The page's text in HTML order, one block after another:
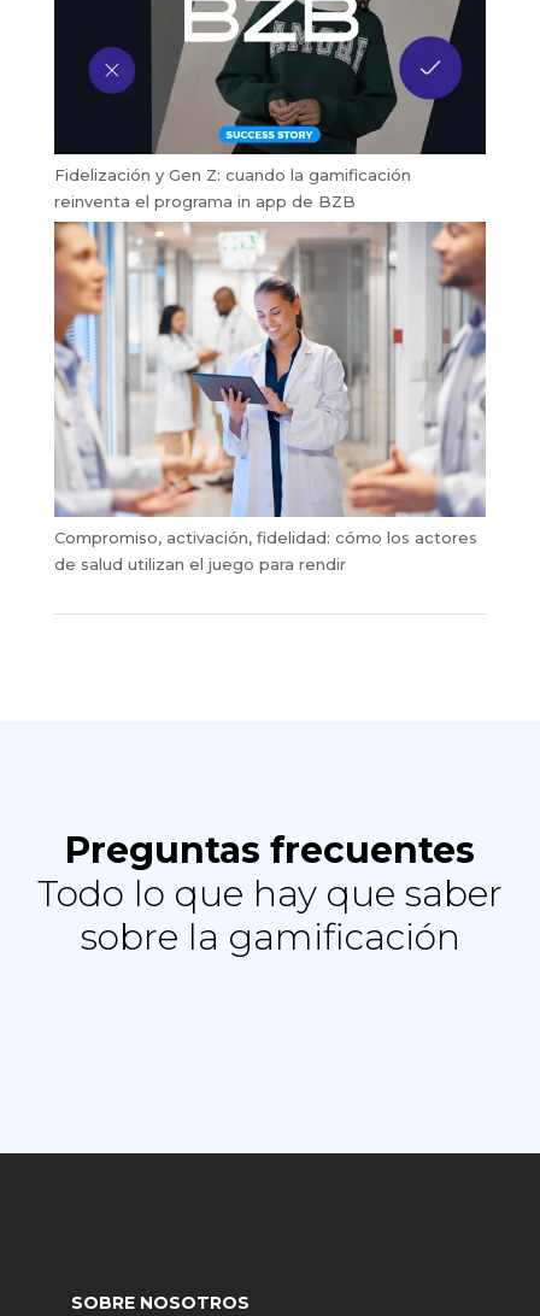
Fidelización y Gen Z: cuando la gamificación
reinventa el programa in app de BZB
Compromiso, activación, fidelidad: cómo los actores
de salud utilizan el juego para rendir
Preguntas frecuentes
Todo lo que hay que saber
sobre la gamificación
SOBRE NOSOTROS